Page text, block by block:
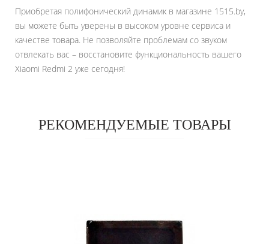
Приобретая полифонический динамик в магазине 1515.by,
вы можете быть уверены в высоком уровне сервиса и
качестве товара. Не позволяйте проблемам со звуком
отвлекать вас – восстановите функциональность вашего
Xiaomi Redmi 2 уже сегодня!
РЕКОМЕНДУЕМЫЕ ТОВАРЫ